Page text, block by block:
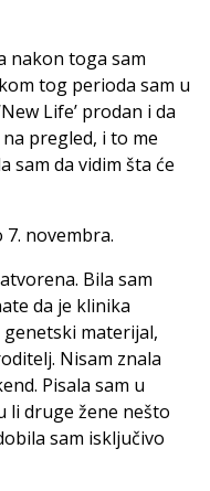
nakon toga sam
tog perioda sam u
Life’ prodan i da
pregled, i to me
sam da vidim šta će
novembra.
Bila sam
da je klinika
genetski materijal,
Nisam znala
Pisala sam u
li druge žene nešto
sam isključivo